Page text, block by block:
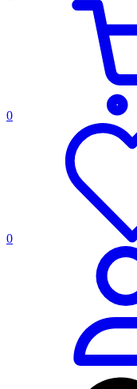
0
0